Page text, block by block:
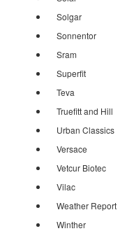
Solgar
Sonnentor
Sram
Superfit
Teva
Truefitt and Hill
Urban Classics
Versace
Vetcur Biotec
Vilac
Weather Report
Winther